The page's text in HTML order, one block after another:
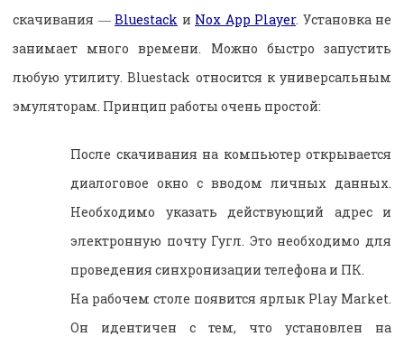
скачивания ― Bluestack и Nox App Player. Установка не
занимает много времени. Можно быстро запустить
любую утилиту. Bluestack относится к универсальным
эмуляторам. Принцип работы очень простой:
После скачивания на компьютер открывается
диалоговое окно с вводом личных данных.
Необходимо указать действующий адрес и
электронную почту Гугл. Это необходимо для
проведения синхронизации телефона и ПК.
На рабочем столе появится ярлык Play Market.
Он идентичен с тем, что установлен на